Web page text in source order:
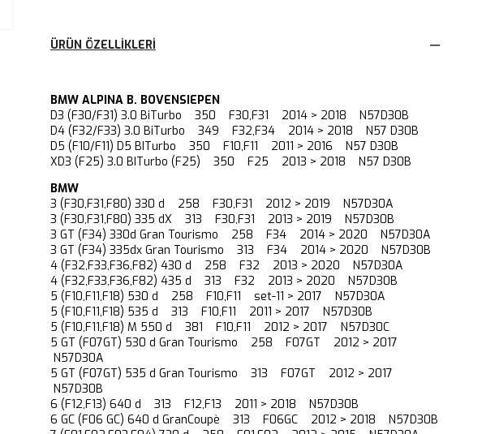
ÜRÜN ÖZELLIKLERI
BMW ALPINA B. BOVENSIEPEN
D3 (F30/F31) 3.0 BiTurbo 350 F30,F31 2014 > 2018 N57D30B
D4 (F32/F33) 3.0 BiTurbo 349 F32,F34 2014 > 2018 N57 D30B
D5 (F10/F11) D5 BITurbo 350 F10,F11 2011 > 2016 N57 D30B
XD3 (F25) 3.0 BITurbo (F25) 350 F25 2013 > 2018 N57 D30B
BMW
3 (F30,F31,F80) 330 d 258 F30,F31 2012 > 2019 N57D30A
3 (F30,F31,F80) 335 dX 313 F30,F31 2013 > 2019 N57D30B
3 GT (F34) 330d Gran Tourismo 258 F34 2014 > 2020 N57D30A
3 GT (F34) 335dx Gran Tourismo 313 F34 2014 > 2020 N57D30B
4 (F32,F33,F36,F82) 430 d 258 F32 2013 > 2020 N57D30A
4 (F32,F33,F36,F82) 435 d 313 F32 2013 > 2020 N57D30B
5 (F10,F11,F18) 530 d 258 F10,F11 set-11 > 2017 N57D30A
5 (F10,F11,F18) 535 d 313 F10,F11 2011 > 2017 N57D30B
5 (F10,F11,F18) M 550 d 381 F10,F11 2012 > 2017 N57D30C
5 GT (F07GT) 530 d Gran Tourismo 258 F07GT 2012 > 2017
N57D30A
5 GT (F07GT) 535 d Gran Tourismo 313 F07GT 2012 > 2017
N57D30B
6 (F12,F13) 640 d 313 F12,F13 2011 > 2018 N57D30B
6 GC (F06 GC) 640 d GranCoupè 313 F06GC 2012 > 2018 N57D30B